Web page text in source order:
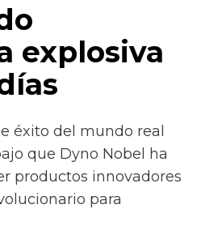
explosiva
éxito del mundo real
que Dyno Nobel ha
productos innovadores
para